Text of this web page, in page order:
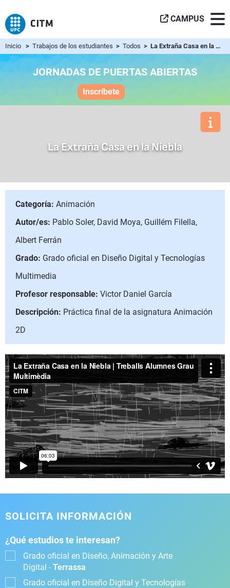
CAMPUS
Inicio > Trabajos de los estudiantes > Todos > La Extraña Casa en la Niebla
JORNADAS DE PUERTAS ABIERTAS
Inscríbete
La Extraña Casa en la Niebla
Categoría: Animación
Autor/es: Pablo Soler, David Moya, Guillém Filella,
Albert Ferrán
Grado: Grado oficial en Diseño Digital y Tecnologías
Multimedia
Profesor responsable: Victor Daniel García
Descripción: Práctica final de la asignatura Animación
2D
SOLICITA INFORMACIÓN
¿Qué estudios te interesan?
Grado oficial en Diseño, Animación y Arte
Digital - Terrassa
Grado oficial en Diseño Digital y Tecnologías